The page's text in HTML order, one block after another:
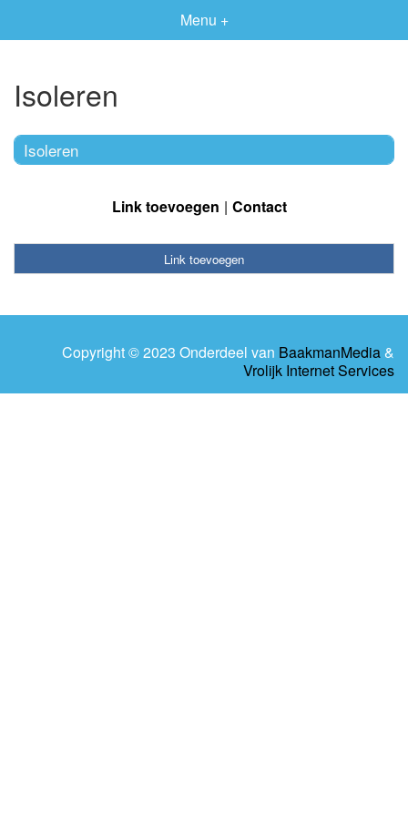
Menu +
Isoleren
Isoleren
Link toevoegen Contact
Link toevoegen
Copyright © 2023 Onderdeel van BaakmanMedia &
Vrolijk Internet Services